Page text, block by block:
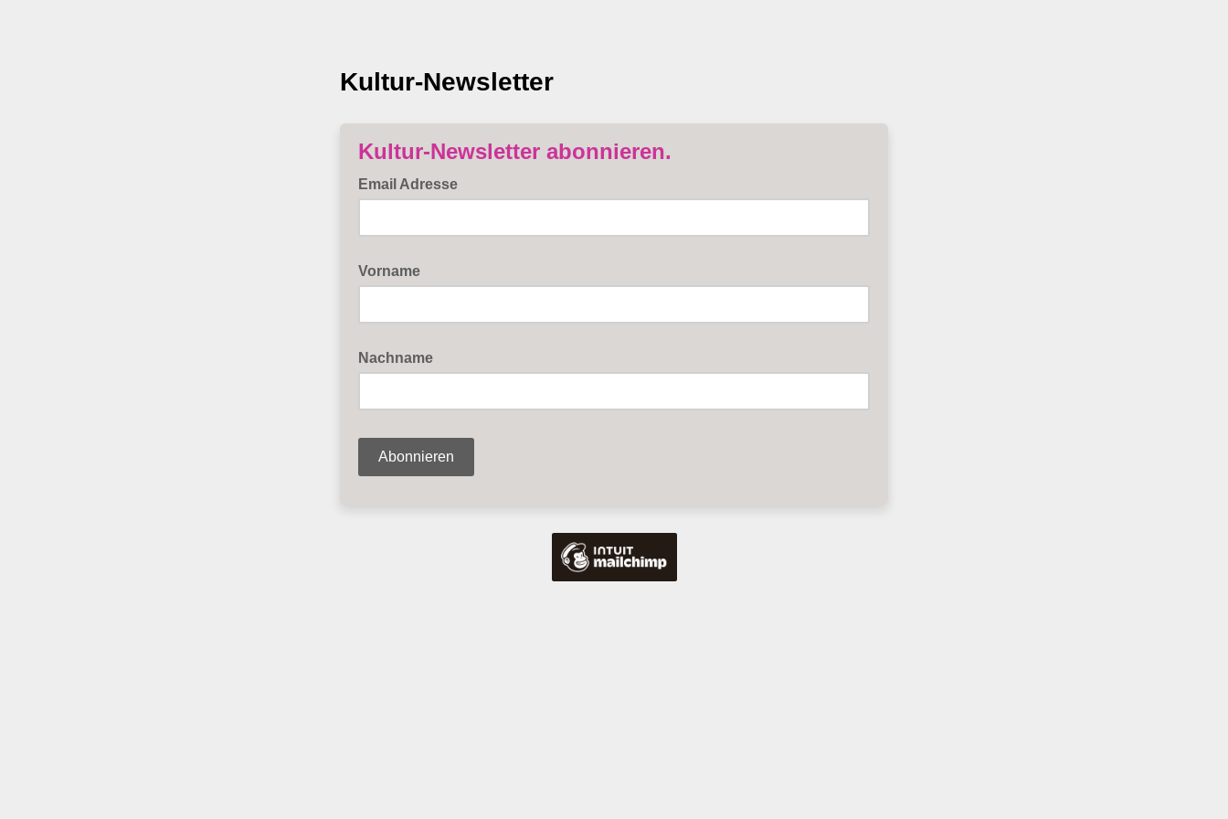
Kultur-Newsletter
Kultur-Newsletter abonnieren.
Email Adresse
Vorname
Nachname